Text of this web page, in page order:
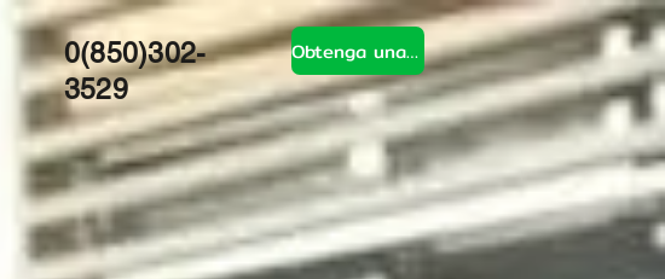
0(850)302-
3529
Obtenga una cotización